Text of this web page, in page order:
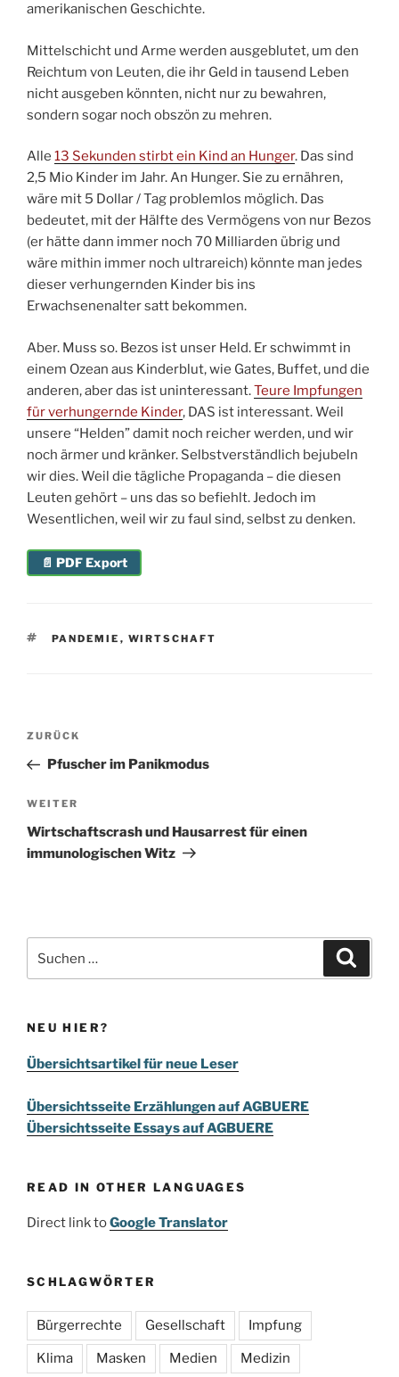
amerikanischen Geschichte.
Mittelschicht und Arme werden ausgeblutet, um den
Reichtum von Leuten, die ihr Geld in tausend Leben
nicht ausgeben könnten, nicht nur zu bewahren,
sondern sogar noch obszön zu mehren.
Alle 13 Sekunden stirbt ein Kind an Hunger. Das sind
2,5 Mio Kinder im Jahr. An Hunger. Sie zu ernähren,
wäre mit 5 Dollar / Tag problemlos möglich. Das
bedeutet, mit der Hälfte des Vermögens von nur Bezos
(er hätte dann immer noch 70 Milliarden übrig und
wäre mithin immer noch ultrareich) könnte man jedes
dieser verhungernden Kinder bis ins
Erwachsenenalter satt bekommen.
Aber. Muss so. Bezos ist unser Held. Er schwimmt in
einem Ozean aus Kinderblut, wie Gates, Buffet, und die
anderen, aber das ist uninteressant.Teure Impfungen
für verhungernde Kinder, DAS ist interessant. Weil
unsere “Helden” damit noch reicher werden, und wir
noch ärmer und kränker. Selbstverständlich bejubeln
wir dies. Weil die tägliche Propaganda – die diesen
Leuten gehört – uns das so befiehlt. Jedoch im
Wesentlichen, weil wir zu faul sind, selbst zu denken.
📄 PDF Export
SCHLAGWÖRTER
PANDEMIE , WIRTSCHAFT
Beitragsnavigation
Vorheriger
Beitrag
ZURÜCK
Pfuscher im Panikmodus
Nächster
Beitrag
WEITER
Wirtschaftscrash und Hausarrest für einen
immunologischen Witz
nach:
NEU HIER?
Übersichtsartikel für neue Leser
Übersichtsseite Erzählungen auf AGBUERE
Übersichtsseite Essays auf AGBUERE
READ IN OTHER LANGUAGES
Direct link toGoogle Translator
SCHLAGWÖRTER
Bürgerrechte Gesellschaft Impfung
Klima Masken Medien Medizin